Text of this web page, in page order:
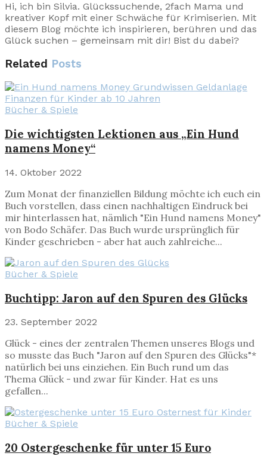
Hi, ich bin Silvia. Glückssuchende, 2fach Mama und
kreativer Kopf mit einer Schwäche für Krimiserien. Mit
diesem Blog möchte ich inspirieren, berühren und das
Glück suchen – gemeinsam mit dir! Bist du dabei?
Related Posts
Bücher & Spiele
Die wichtigsten Lektionen aus „Ein Hund
namens Money“
14. Oktober 2022
Zum Monat der finanziellen Bildung möchte ich euch ein
Buch vorstellen, dass einen nachhaltigen Eindruck bei
mir hinterlassen hat, nämlich "Ein Hund namens Money"
von Bodo Schäfer. Das Buch wurde ursprünglich für
Kinder geschrieben - aber hat auch zahlreiche...
Bücher & Spiele
Buchtipp: Jaron auf den Spuren des Glücks
23. September 2022
Glück - eines der zentralen Themen unseres Blogs und
so musste das Buch "Jaron auf den Spuren des Glücks"*
natürlich bei uns einziehen. Ein Buch rund um das
Thema Glück - und zwar für Kinder. Hat es uns
gefallen...
Bücher & Spiele
20 Ostergeschenke für unter 15 Euro